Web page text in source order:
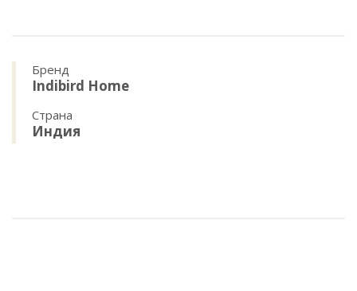
Бренд
Indibird Home
Страна
Индия